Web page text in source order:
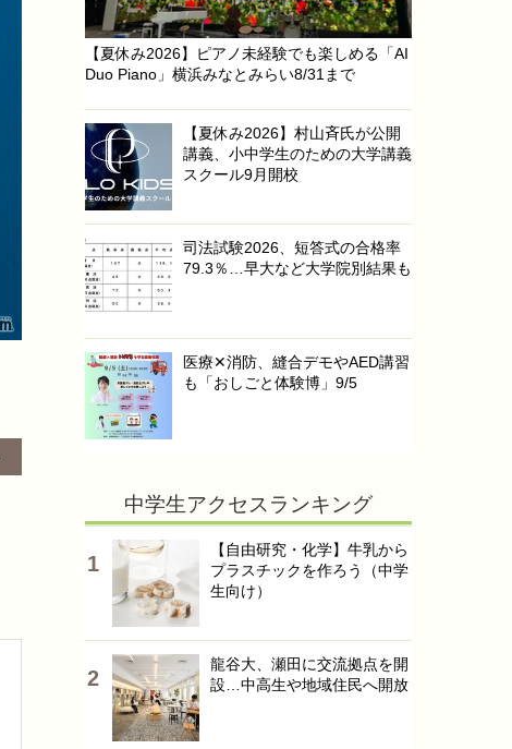
【夏休み2026】ピアノ未経験でも楽しめる「AI
Duo Piano」横浜みなとみらい8/31まで
【夏休み2026】村山斉氏が公開
講義、小中学生のための大学講義
スクール9月開校
司法試験2026、短答式の合格率
79.3％…早大など大学院別結果も
医療✕消防、縫合デモやAED講習
も「おしごと体験博」9/5
中学生アクセスランキング
【自由研究・化学】牛乳から
プラスチックを作ろう（中学
生向け）
龍谷大、瀬田に交流拠点を開
設…中高生や地域住民へ開放